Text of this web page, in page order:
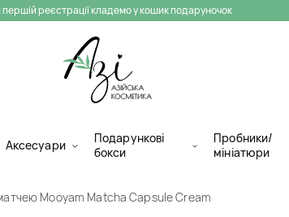
реєстрації кладемо у кошик подаруночок
Аксесуари
Подарункові
бокси
Пробники/
мініатюри
Mooyam Matcha Capsule Cream